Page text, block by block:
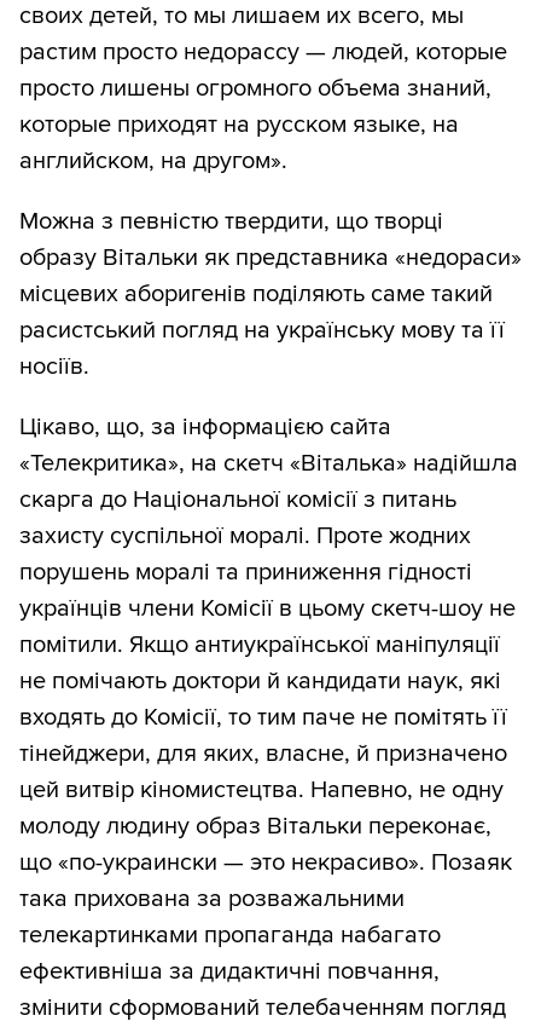
своих детей, то мы лишаем их всего, мы
растим просто недорассу — людей, которые
просто лишены огромного объема знаний,
которые приходят на русском языке, на
английском, на другом».
Можна з певністю твердити, що творці
образу Вітальки як представника «недораси»
місцевих аборигенів поділяють саме такий
расистський погляд на українську мову та її
носіїв.
Цікаво, що, за інформацією сайта
«Телекритика», на скетч «Віталька» надійшла
скарга до Національної комісії з питань
захисту суспільної моралі. Проте жодних
порушень моралі та приниження гідності
українців члени Комісії в цьому скетч-шоу не
помітили. Якщо антиукраїнської маніпуляції
не помічають доктори й кандидати наук, які
входять до Комісії, то тим паче не помітять її
тінейджери, для яких, власне, й призначено
цей витвір кіномистецтва. Напевно, не одну
молоду людину образ Вітальки переконає,
що «по-украински — это некрасиво». Позаяк
така прихована за розважальними
телекартинками пропаганда набагато
ефективніша за дидактичні повчання,
змінити сформований телебаченням погляд